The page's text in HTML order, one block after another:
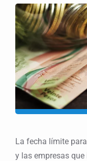
La fecha límite
y las empresas